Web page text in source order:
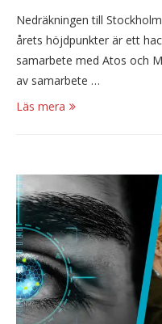
Nedräkningen till
årets höjdpunkter är ett
samarbete med Atos och
av samarbete …
Läs mera